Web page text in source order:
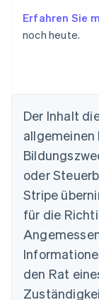
Erfahren Sie
noch heute.
Der Inhalt
oder
Stripe
für die
den Rat
English
Belgien
Nederlands
Brasilien
Português
Bulgarien
Dänemark
English
Deutsch
Estland
English